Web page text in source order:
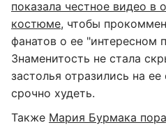
показала честное видео в
костюме, чтобы
фанатов о ее "интересном
Знаменитость не стала
застолья отразились на
срочно худеть.
Также Мария Бурмака